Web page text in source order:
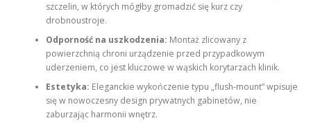
szczelin, w których mógłby gromadzić się kurz czy
drobnoustroje.
Odporność na uszkodzenia: Montaż zlicowany z
powierzchnią chroni urządzenie przed przypadkowym
uderzeniem, co jest kluczowe w wąskich korytarzach klinik.
Estetyka: Eleganckie wykończenie typu „flush-mount” wpisuje
się w nowoczesny design prywatnych gabinetów, nie
zaburzając harmonii wnętrz.